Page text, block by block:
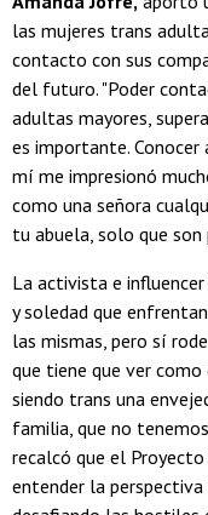
las mujeres trans
contacto con sus
del futuro. "Poder
adultas mayores,
es importante.
mí me impresionó
como una señora
tu abuela, solo que
La activista e
y soledad que
las mismas, pero sí
que tiene que ver como
siendo trans una
familia, que no
recalcó que el
entender la perspectiva